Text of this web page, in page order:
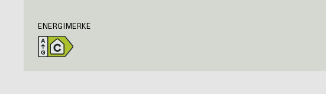
ENERGIMERKE